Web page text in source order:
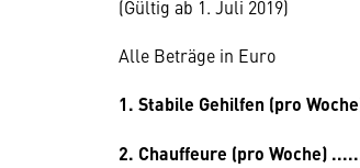
(Gültig ab 1. Juli 2019)
Alle Beträge in Euro
1. Stabile Gehilfen (pro
2. Chauffeure (pro Woche)